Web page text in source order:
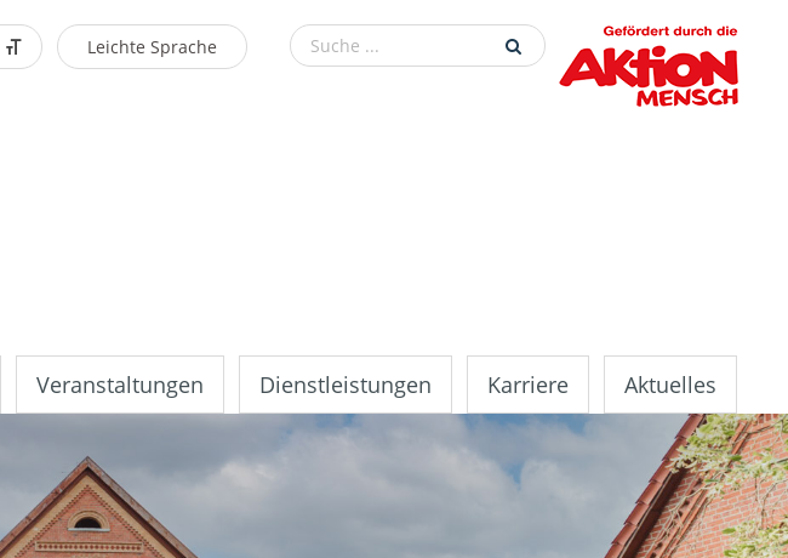
Leichte Sprache
Veranstaltungen Dienstleistungen Karriere Aktuelles